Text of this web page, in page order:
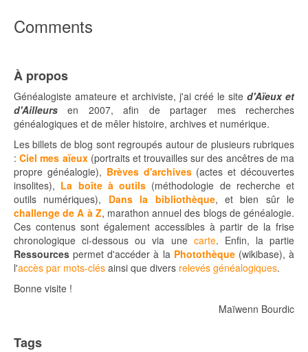
Comments
À propos
Généalogiste amateure et archiviste, j'ai créé le site d'Aïeux et
d'Ailleurs en 2007, afin de partager mes recherches
généalogiques et de mêler histoire, archives et numérique.
Les billets de blog sont regroupés autour de plusieurs rubriques
:Ciel mes aïeux (portraits et trouvailles sur des ancêtres de ma
propre généalogie), Brèves d'archives (actes et découvertes
insolites), La boîte à outils (méthodologie de recherche et
outils numériques), Dans la bibliothèque, et bien sûr le
challenge de A à Z, marathon annuel des blogs de généalogie.
Ces contenus sont également accessibles à partir de la frise
chronologique ci-dessous ou via une carte. Enfin, la partie
Ressources permet d'accéder à la Photothèque (wikibase), à
l'accès par mots-clés ainsi que divers relevés généalogiques.
Bonne visite !
Maïwenn Bourdic
Tags